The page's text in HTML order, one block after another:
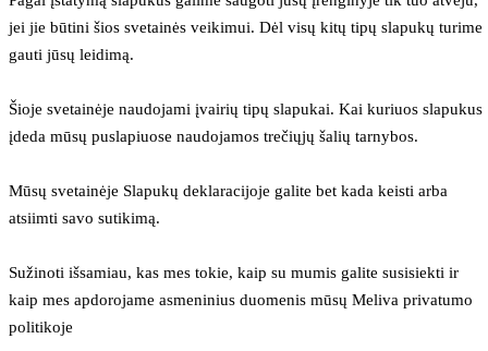
jei jie būtini šios svetainės veikimui. Dėl visų kitų tipų slapukų turime
gauti jūsų leidimą.
Šioje svetainėje naudojami įvairių tipų slapukai. Kai kuriuos slapukus
įdeda mūsų puslapiuose naudojamos trečiųjų šalių tarnybos.
Mūsų svetainėje Slapukų deklaracijoje galite bet kada keisti arba
atsiimti savo sutikimą.
Sužinoti išsamiau, kas mes tokie, kaip su mumis galite susisiekti ir
kaip mes apdorojame asmeninius duomenis mūsų Meliva privatumo
politikoje